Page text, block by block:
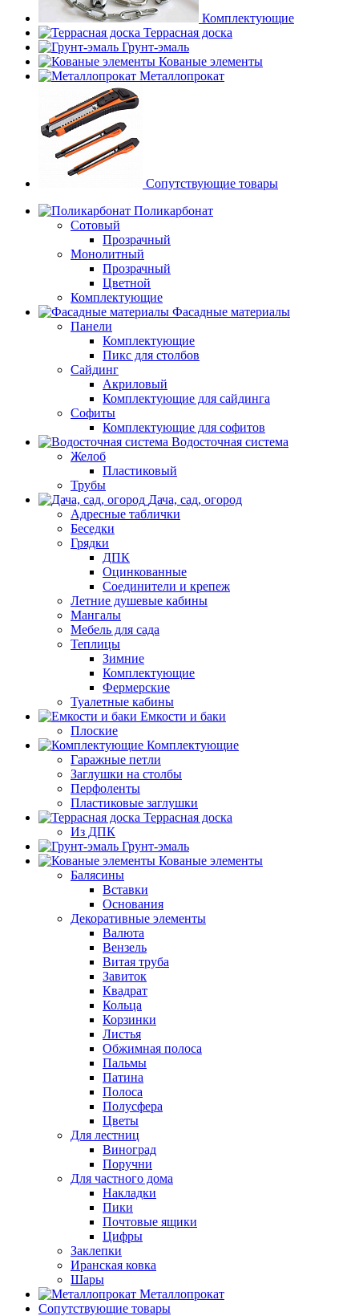
Комплектующие
Террасная доска
Грунт-эмаль
Кованые элементы
Металлопрокат
Сопутствующие товары
Поликарбонат
Сотовый
Прозрачный
Монолитный
Прозрачный
Цветной
Комплектующие
Фасадные материалы
Панели
Комплектующие
Пикс для столбов
Сайдинг
Акриловый
Комплектующие для сайдинга
Софиты
Комплектующие для софитов
Водосточная система
Желоб
Пластиковый
Трубы
Дача, сад, огород
Адресные таблички
Беседки
Грядки
ДПК
Оцинкованные
Соединители и крепеж
Летние душевые кабины
Мангалы
Мебель для сада
Теплицы
Зимние
Комплектующие
Фермерские
Туалетные кабины
Емкости и баки
Плоские
Комплектующие
Гаражные петли
Заглушки на столбы
Перфоленты
Пластиковые заглушки
Террасная доска
Из ДПК
Грунт-эмаль
Кованые элементы
Балясины
Вставки
Основания
Декоративные элементы
Валюта
Вензель
Витая труба
Завиток
Квадрат
Кольца
Корзинки
Листья
Обжимная полоса
Пальмы
Патина
Полоса
Полусфера
Цветы
Для лестниц
Виноград
Поручни
Для частного дома
Накладки
Пики
Почтовые ящики
Цифры
Заклепки
Иранская ковка
Шары
Металлопрокат
Сопутствующие товары